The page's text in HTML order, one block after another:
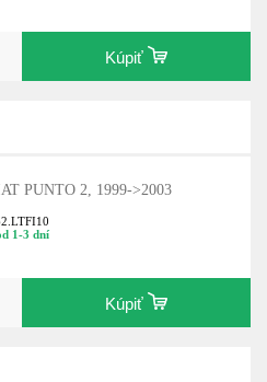
Kúpiť
PUNTO 2, 1999->2003
1-3 dní
Kúpiť